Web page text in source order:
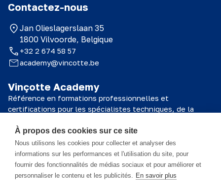
Vinçotte Academy
Référence en formations professionnelles et
certifications pour les spécialistes techniques, de la
© 2026 Vinçotte Academy
Contactez-nous
Jan Olieslagerslaan 35
1800 Vilvoorde, Belgique
+32 2 674 58 57
academy@vincotte.be
Le matériel de formation est la propriété de Vinçotte Academy SA et
toutes les informations qu'il contient sont confidentielles. Ce matériel
À propos des cookies sur ce site
Nous utilisons les cookies pour collecter et analyser des
informations sur les performances et l'utilisation du site, pour
fournir des fonctionnalités de médias sociaux et pour améliorer et
personnaliser le contenu et les publicités. En savoir plus